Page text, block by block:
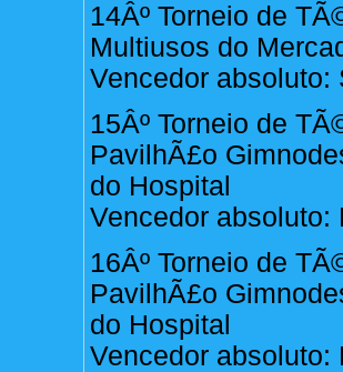
14Âº Torneio de
Multiusos do
Vencedor absoluto:
15Âº Torneio de
PavilhÃ£o
do Hospital
Vencedor absoluto:
16Âº Torneio de
PavilhÃ£o
do Hospital
Vencedor absoluto: